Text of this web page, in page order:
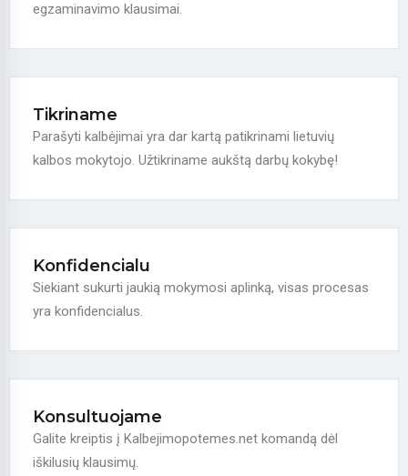
egzaminavimo klausimai.
Tikriname
Parašyti kalbėjimai yra dar kartą patikrinami lietuvių
kalbos mokytojo. Užtikriname aukštą darbų kokybę!
Konfidencialu
Siekiant sukurti jaukią mokymosi aplinką, visas procesas
yra konfidencialus.
Konsultuojame
Galite kreiptis į Kalbejimopotemes.net komandą dėl
iškilusių klausimų.